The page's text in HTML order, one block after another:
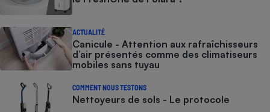
ACTUALITÉ
Canicule - Attention aux rafraîchisseurs
d’air présentés comme des climatiseurs
mobiles sans tuyau
COMMENT NOUS TESTONS
Nettoyeurs de sols - Le protocole